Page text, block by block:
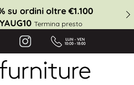
su ordini oltre €1.100
Termina presto